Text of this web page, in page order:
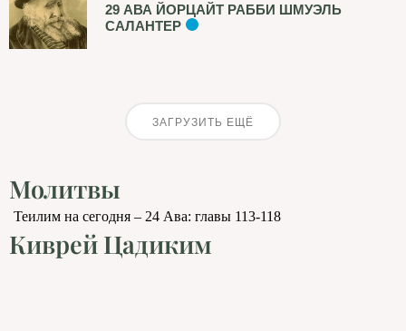
29 АВА ЙОРЦАЙТ РАББИ ШМУЭЛЬ
САЛАНТЕР
ЗАГРУЗИТЬ ЕЩЁ
Молитвы
Теилим на сегодня – 24 Ава: главы 113-118
Киврей Цадиким